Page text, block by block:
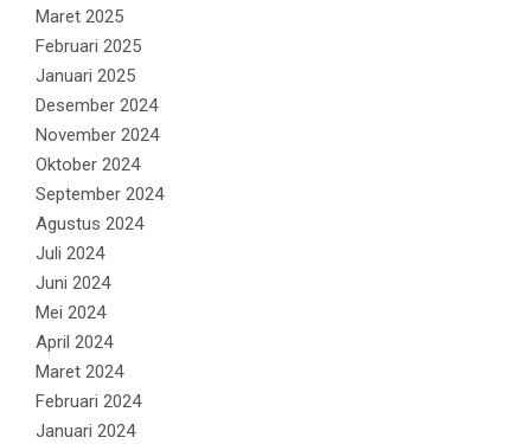
Maret 2025
Februari 2025
Januari 2025
Desember 2024
November 2024
Oktober 2024
September 2024
Agustus 2024
Juli 2024
Juni 2024
Mei 2024
April 2024
Maret 2024
Februari 2024
Januari 2024